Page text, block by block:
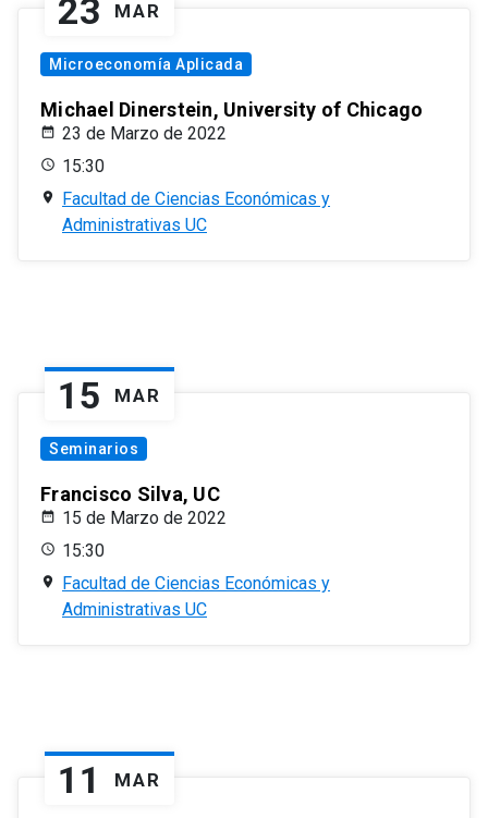
23 MAR
Microeconomía Aplicada
Michael Dinerstein, University of Chicago
23 de Marzo de 2022
15:30
Facultad de Ciencias Económicas y
Administrativas UC
15 MAR
Seminarios
Francisco Silva, UC
15 de Marzo de 2022
15:30
Facultad de Ciencias Económicas y
Administrativas UC
11 MAR